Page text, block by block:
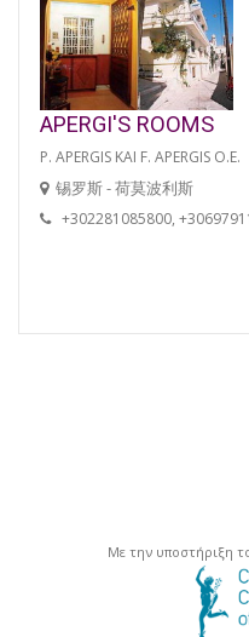
APERGI'S ROOMS
P. APERGIS KAI F. APERGIS O.E.
锡罗斯 - 荷莫波利斯
+302281085800,
Με την υποστήριξη